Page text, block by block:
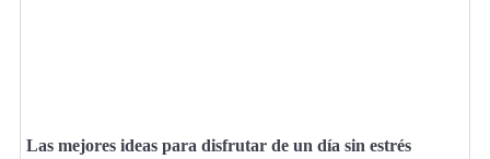
Las mejores ideas para disfrutar de un día sin estrés